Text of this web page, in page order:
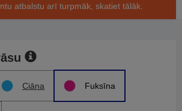
atbalstu arī turpmāk, skatiet tālāk.
Ciāna Fuksīna